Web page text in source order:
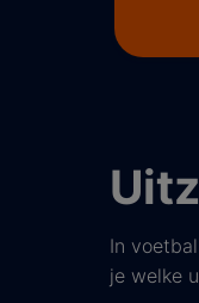
In
je welke